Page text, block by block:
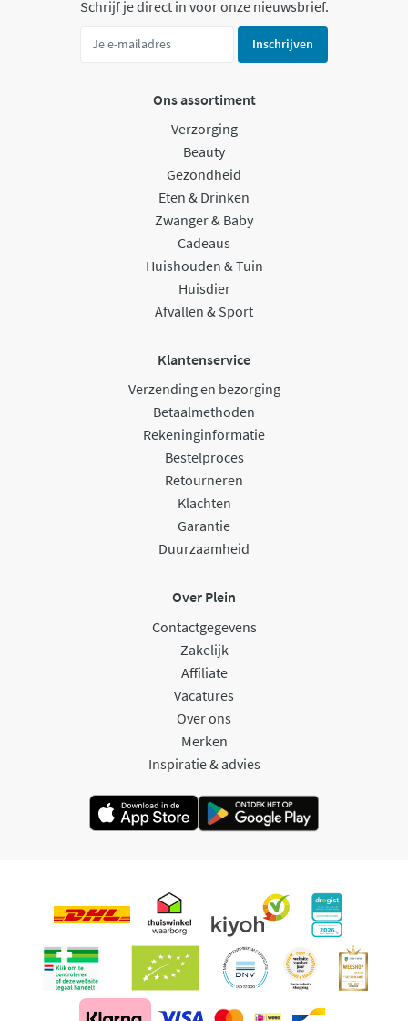
Schrijf je direct in voor onze nieuwsbrief.
Inschrijven
Ons assortiment
Verzorging
Beauty
Gezondheid
Eten & Drinken
Zwanger & Baby
Cadeaus
Huishouden & Tuin
Huisdier
Afvallen & Sport
Klantenservice
Verzending en bezorging
Betaalmethoden
Rekeninginformatie
Bestelproces
Retourneren
Klachten
Garantie
Duurzaamheid
Over Plein
Contactgegevens
Zakelijk
Affiliate
Vacatures
Over ons
Merken
Inspiratie & advies